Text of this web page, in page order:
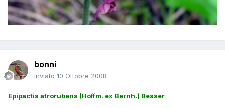
bonni
Inviato 10 Ottobre 2008
Epipactis atrorubens (Hoffm. ex Bernh.) Besser